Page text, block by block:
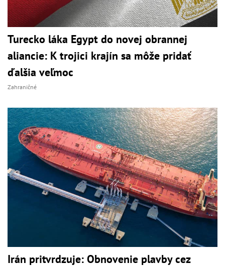
Turecko láka Egypt do novej obrannej
aliancie: K trojici krajín sa môže pridať
ďalšia veľmoc
Zahraničné
Irán pritvrdzuje: Obnovenie plavby cez